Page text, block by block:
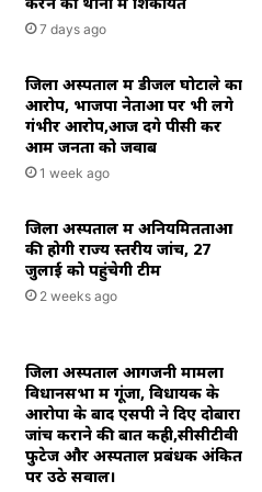
7 days ago
जिला अस्पताल में डीजल घोटाले का
आरोप, भाजपा नेताओं पर भी लगे
गंभीर आरोप,आज देंगे पीसी कर
आम जनता को जवाब
1 week ago
जिला अस्पताल में अनियमितताओं
की होगी राज्य स्तरीय जांच, 27
जुलाई को पहुंचेगी टीम
2 weeks ago
जिला अस्पताल आगजनी मामला
विधानसभा में गूंजा, विधायक के
आरोपों के बाद एसपी ने दिए दोबारा
जांच कराने की बात कही,सीसीटीवी
फुटेज और अस्पताल प्रबंधक अंकित
पर उठे सवाल।